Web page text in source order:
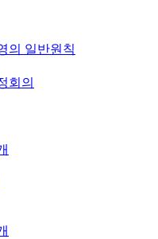
의 일반원칙
회의